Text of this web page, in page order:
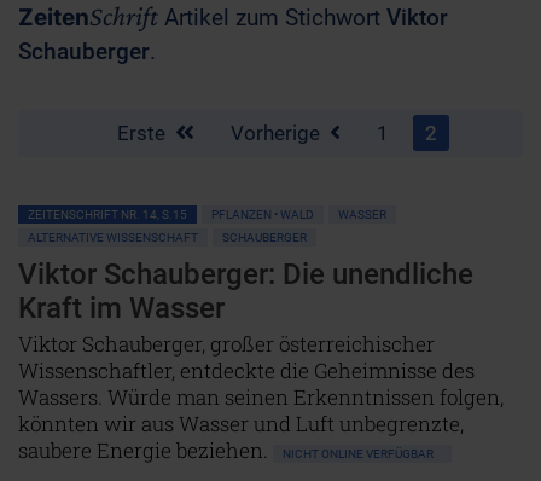
ZeitenSchrift Artikel zum Stichwort Viktor
Schauberger.
Erste Vorherige 1 2
ZEITENSCHRIFT NR. 14, S.15 PFLANZEN • WALD
WASSER
ALTERNATIVE WISSENSCHAFT
SCHAUBERGER
Viktor Schauberger: Die unendliche
Kraft im Wasser
Viktor Schauberger, großer österreichischer
Wissenschaftler, entdeckte die Geheimnisse des
Wassers. Würde man seinen Erkenntnissen folgen,
könnten wir aus Wasser und Luft unbegrenzte,
saubere Energie beziehen.
NICHT ONLINE VERFÜGBAR